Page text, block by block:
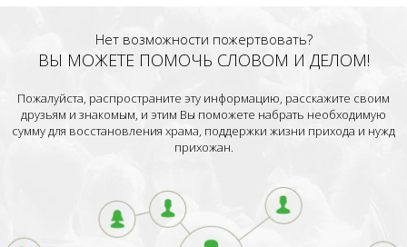
Нет возможности пожертвовать?
ВЫ МОЖЕТЕ ПОМОЧЬ СЛОВОМ И ДЕЛОМ!
Пожалуйста, распространите эту информацию, расскажите своим
друзьям и знакомым, и этим Вы поможете набрать необходимую
сумму для восстановления храма, поддержки жизни прихода и нужд
прихожан.